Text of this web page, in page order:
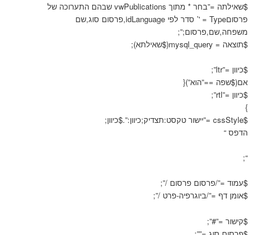
$שאילתה =”בחר * מתוך vwPublications שבהם התערוכה של
פרסוםType = '’ סדר לפי idLanguage,פרסום סוג,שם
משפחה,שם,פרסום;”;
$תוצאה = mysql_query($שאילתא);
$כיוון =”ltr”;
אם($שפה ==”הוא”){
$כיוון =”rtl”;
}
$cssStyle =”יישור טקסט:תצדיק;כיוון:”.$כיוון;
הדפס “
“;
$עמוד =”/פרסום פרסום /”;
$אומן דף =”/ביוגרפיה-פרט /”;
$קישור =”#”;